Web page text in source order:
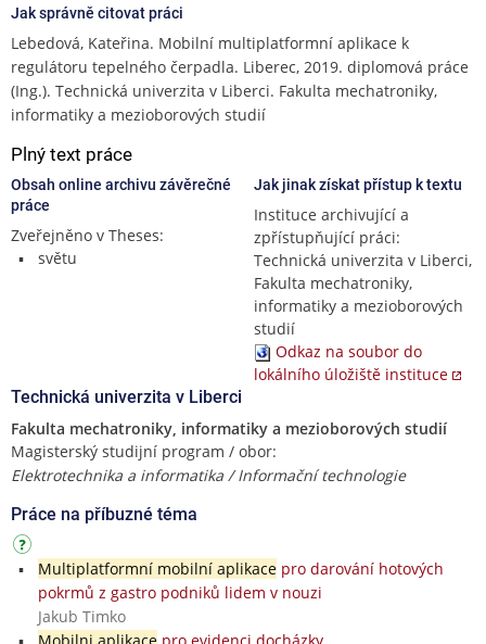
Jak správně citovat práci
Lebedová, Kateřina. Mobilní multiplatformní aplikace k
regulátoru tepelného čerpadla. Liberec, 2019. diplomová práce
(Ing.). Technická univerzita v Liberci. Fakulta mechatroniky,
informatiky a mezioborových studií
Plný text práce
Obsah online archivu závěrečné
práce
Zveřejněno v Theses:
světu
Jak jinak získat přístup k textu
Instituce archivující a
zpřístupňující práci:
Technická univerzita v Liberci,
Fakulta mechatroniky,
informatiky a mezioborových
studií
Odkaz na soubor do
lokálního úložiště instituce
Technická univerzita v Liberci
Fakulta mechatroniky, informatiky a mezioborových studií
Magisterský studijní program / obor:
Elektrotechnika a informatika / Informační technologie
Práce na příbuzné téma
Multiplatformní mobilní aplikacepro darování hotových
pokrmů z gastro podniků lidem v nouzi
Jakub Timko
Mobilni aplikacepro evidenci docházky